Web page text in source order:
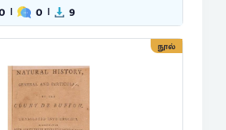
| 0 | 9
நூல்